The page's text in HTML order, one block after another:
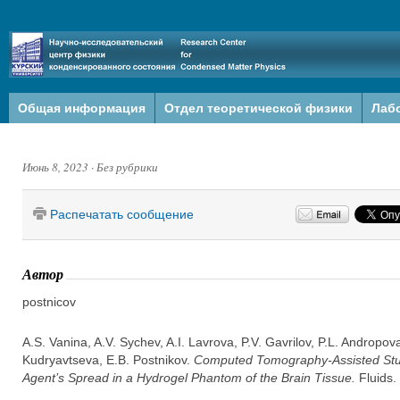
Общая информация Отдел теоретической физики
Июнь 8, 2023 ·Без рубрики
Распечатать сообщение
Автор
postnicov
A.S. Vanina, A.V. Sychev, A.I. Lavrova, P.V. Gavrilov, P.L.
Kudryavtseva, E.B. Postnikov. Computed Tomography-Assisted
Agent’s Spread in a Hydrogel Phantom of the Brain Tissue. Fluids.